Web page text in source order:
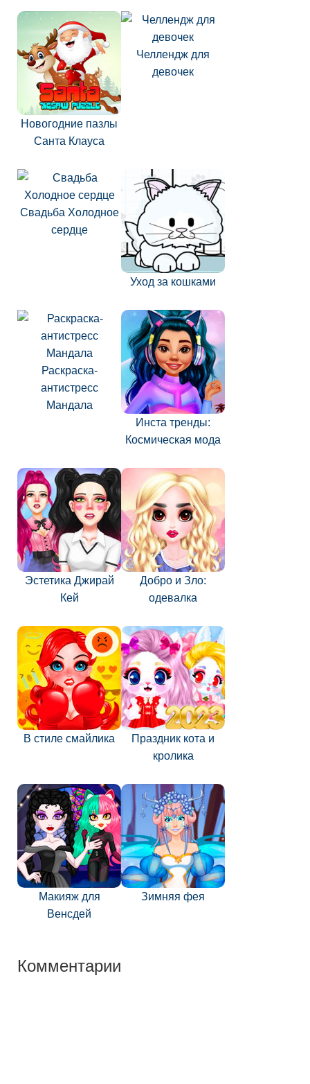
Новогодние пазлы
Санта Клауса
Челлендж для
девочек
Свадьба Холодное
сердце
Уход за кошками
Раскраска-
антистресс
Мандала
Инста тренды:
Космическая мода
Эстетика Джирай
Кей
Добро и Зло:
одевалка
В стиле смайлика
Праздник кота и
кролика
Макияж для
Венсдей
Зимняя фея
Комментарии